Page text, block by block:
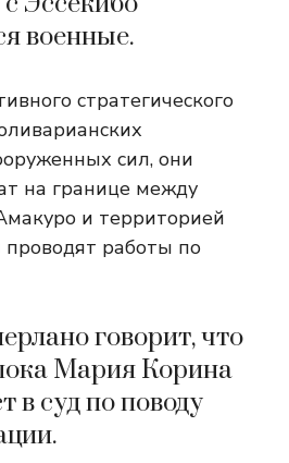
военные.
стратегического
сил, они
на границе между
и территорией
проводят работы по
говорит, что
Мария Корина
в суд по поводу